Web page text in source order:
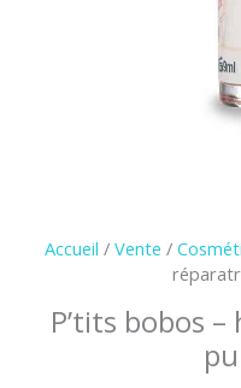
Accueil / Vente /
P’tits bobos